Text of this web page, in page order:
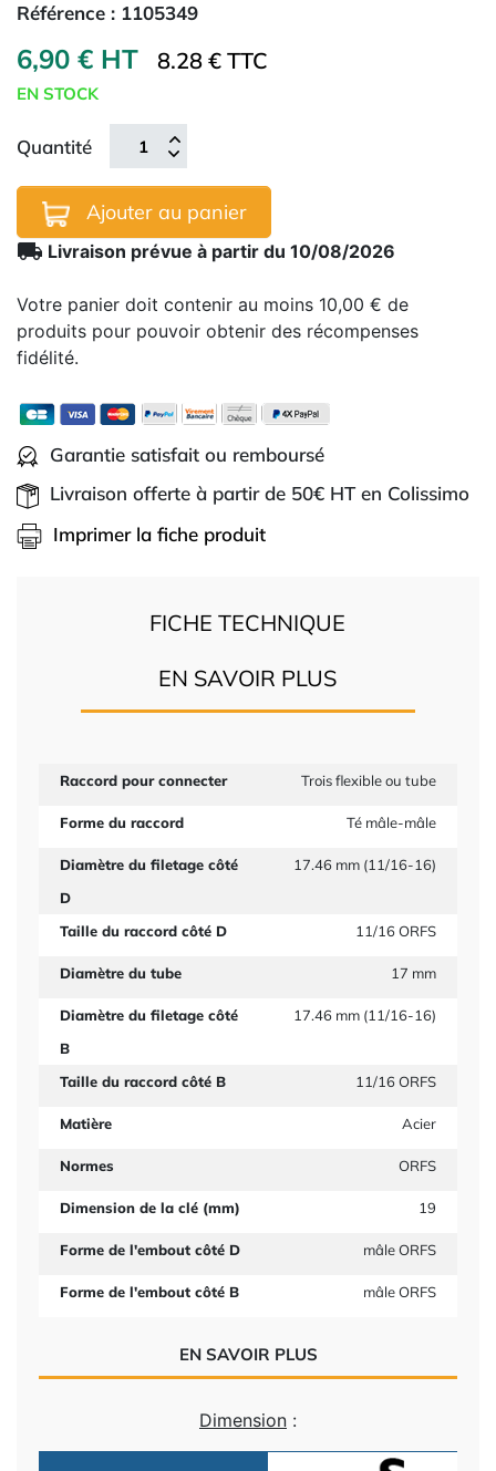
Référence : 1105349
6,90 € HT 8.28 € TTC
EN STOCK
Quantité
Ajouter au panier
local_shipping Livraison prévue à partir du 10/08/2026
Votre panier doit contenir au moins 10,00 € de
produits pour pouvoir obtenir des récompenses
fidélité.
Garantie satisfait ou remboursé
Livraison offerte à partir de 50€ HT en Colissimo
Imprimer la fiche produit
FICHE TECHNIQUE
EN SAVOIR PLUS
Raccord pour connecter Trois flexible ou tube
Forme du raccord Té mâle-mâle
Diamètre du filetage côté
D
17.46 mm (11/16-16)
Taille du raccord côté D 11/16 ORFS
Diamètre du tube 17 mm
Diamètre du filetage côté
B
17.46 mm (11/16-16)
Taille du raccord côté B 11/16 ORFS
Matière Acier
Normes ORFS
Dimension de la clé (mm) 19
Forme de l'embout côté D mâle ORFS
Forme de l'embout côté B mâle ORFS
EN SAVOIR PLUS
Dimension :